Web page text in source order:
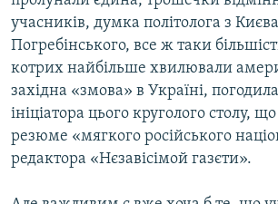
учасників, думка політолога з
Погребінського, все ж таки
котрих найбільше хвилювали
західна «змова» в Україні,
ініціатора цього круголого столу,
резюме «мягкого російського
редактора «Нєзавісімой газєти».